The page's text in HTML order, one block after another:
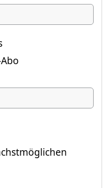
automatisch ins